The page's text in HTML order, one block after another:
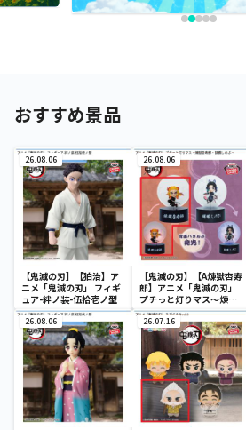
おすすめ景品
26.08.06
【鬼滅の刃】【狛治】ア
ニメ「鬼滅の刃」 フィギ
ュア-絆ノ装-伍拾壱ノ型
26.08.06
【鬼滅の刃】【A煉獄杏寿
郎】アニメ「鬼滅の刃」
プチっと灯りマス～煉獄
杏寿郎・胡蝶しのぶ～
26.08.06 26.07.16